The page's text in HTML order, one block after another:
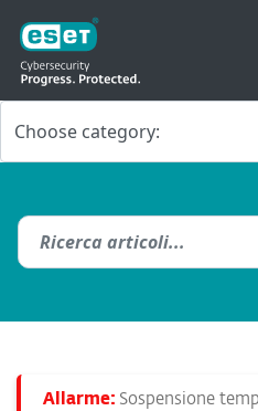
Allarme: Sospensione